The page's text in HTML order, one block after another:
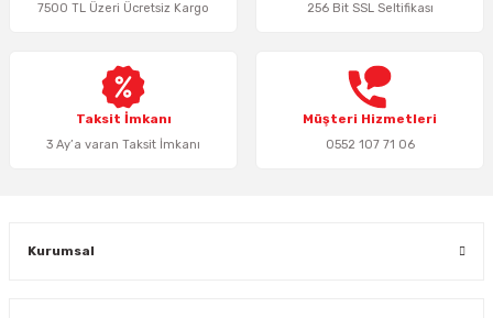
Ürün bilgilerinde hatalar bulunuyor.
Bu ürüne benzer farklı alternatifler olmalı.
7500 TL Üzeri Ücretsiz Kargo 256 Bit SSL Seltifikası
Taksit İmkanı
3 Ay’a varan Taksit İmkanı
Müşteri Hizmetleri
0552 107 71 06
Kurumsal